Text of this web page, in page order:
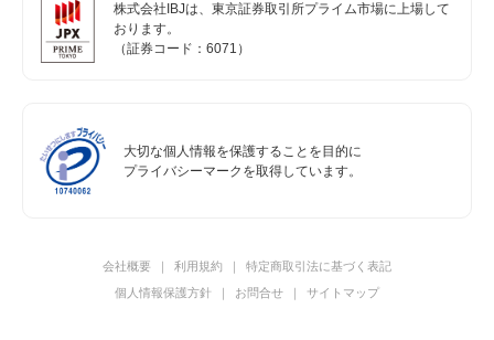
株式会社IBJは、東京証券取引所プライム市場に上場して
おります。
（証券コード：6071）
大切な個人情報を保護することを目的に
プライバシーマークを取得しています。
会社概要 利用規約
特定商取引法に基づく表記
個人情報保護方針
お問合せ サイトマップ